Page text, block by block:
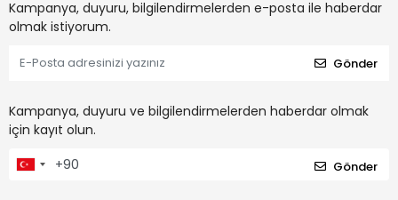
Kampanya, duyuru, bilgilendirmelerden e-posta ile haberdar
olmak istiyorum.
Gönder
Kampanya, duyuru ve bilgilendirmelerden haberdar olmak
için kayıt olun.
Gönder